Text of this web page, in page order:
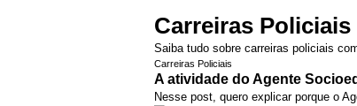
Carreiras Policiais
Saiba tudo sobre carreiras policiais
Carreiras Policiais
A atividade do Agente
Nesse post, quero explicar porque o